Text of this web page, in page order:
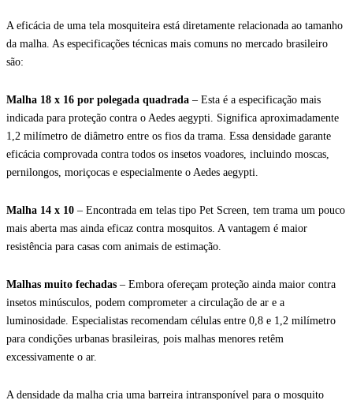
A eficácia de uma tela mosquiteira está diretamente relacionada ao tamanho
da malha. As especificações técnicas mais comuns no mercado brasileiro
são:
Malha 18 x 16 por polegada quadrada – Esta é a especificação mais
indicada para proteção contra o Aedes aegypti. Significa aproximadamente
1,2 milímetro de diâmetro entre os fios da trama. Essa densidade garante
eficácia comprovada contra todos os insetos voadores, incluindo moscas,
pernilongos, moriçocas e especialmente o Aedes aegypti.
Malha 14 x 10 – Encontrada em telas tipo Pet Screen, tem trama um pouco
mais aberta mas ainda eficaz contra mosquitos. A vantagem é maior
resistência para casas com animais de estimação.
Malhas muito fechadas – Embora ofereçam proteção ainda maior contra
insetos minúsculos, podem comprometer a circulação de ar e a
luminosidade. Especialistas recomendam células entre 0,8 e 1,2 milímetro
para condições urbanas brasileiras, pois malhas menores retêm
excessivamente o ar.
A densidade da malha cria uma barreira intransponível para o mosquito